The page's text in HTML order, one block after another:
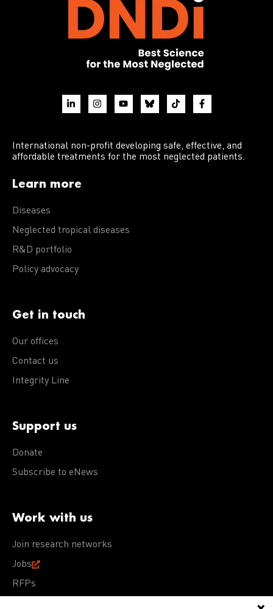
International non-profit developing safe, effective, and
affordable treatments for the most neglected patients.
Learn more
Diseases
Neglected tropical diseases
R&D portfolio
Policy advocacy
Get in touch
Our offices
Contact us
Integrity Line
Support us
Donate
Subscribe to eNews
Work with us
Join research networks
Jobs
RFPs